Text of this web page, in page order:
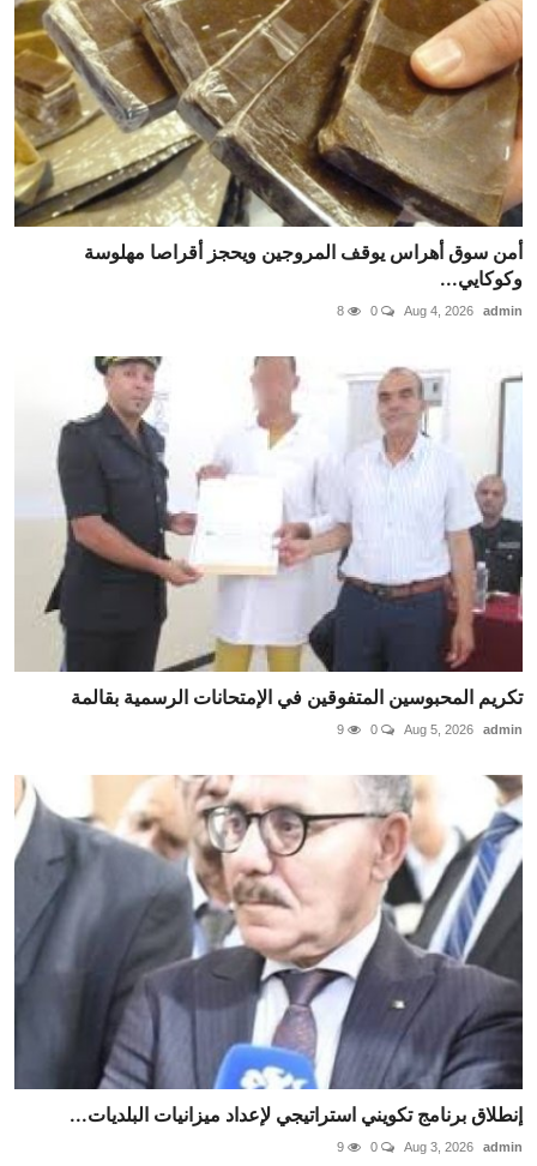
أمن سوق أهراس يوقف المروجين ويحجز أقراصا مهلوسة
وكوكايي...
admin
Aug 4, 2026
تكريم المحبوسين المتفوقين في الإمتحانات الرسمية بقالمة
admin
Aug 5, 2026
إنطلاق برنامج تكويني استراتيجي لإعداد ميزانيات البلديات...
admin
Aug 3, 2026